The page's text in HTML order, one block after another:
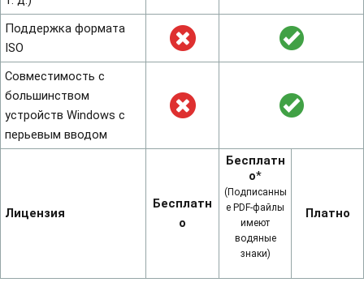
Поддержка формата
ISO
Совместимость с
большинством
устройств Windows с
перьевым вводом
Лицензия
Бесплатн
о
Бесплатн
о*
(Подписанны
е PDF-файлы
имеют
водяные
знаки)
Платно